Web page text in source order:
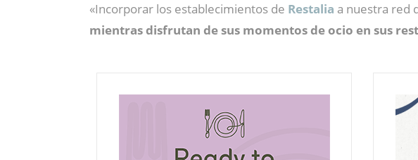
«Incorporar los establecimientos de Restalia a nuestra red
mientras disfrutan de sus momentos de ocio en sus